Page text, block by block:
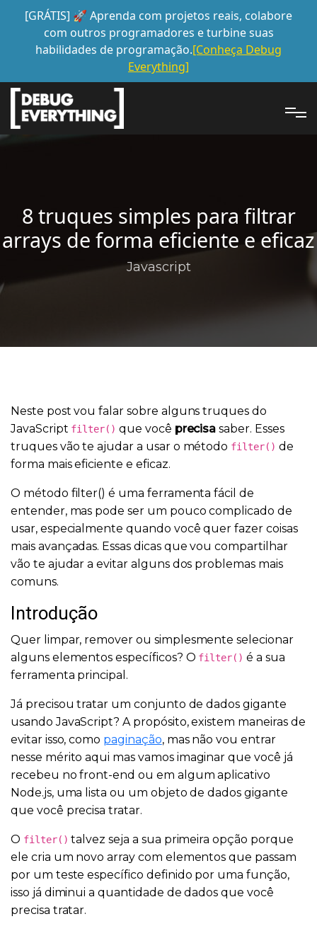
[GRÁTIS] 🚀 Aprenda com projetos reais, colabore
com outros programadores e turbine suas
habilidades de programação.[Conheça Debug
Everything]
8 truques simples para filtrar
arrays de forma eficiente e eficaz
Javascript
Neste post vou falar sobre alguns truques do
JavaScript filter() que você precisa saber. Esses
truques vão te ajudar a usar o método filter() de
forma mais eficiente e eficaz.
O método filter() é uma ferramenta fácil de
entender, mas pode ser um pouco complicado de
usar, especialmente quando você quer fazer coisas
mais avançadas. Essas dicas que vou compartilhar
vão te ajudar a evitar alguns dos problemas mais
comuns.
Introdução
Quer limpar, remover ou simplesmente selecionar
alguns elementos específicos? O filter() é a sua
ferramenta principal.
Já precisou tratar um conjunto de dados gigante
usando JavaScript? A propósito, existem maneiras de
evitar isso, como paginação, mas não vou entrar
nesse mérito aqui mas vamos imaginar que você já
recebeu no front-end ou em algum aplicativo
Node.js, uma lista ou um objeto de dados gigante
que você precisa tratar.
O filter() talvez seja a sua primeira opção porque
ele cria um novo array com elementos que passam
por um teste específico definido por uma função,
isso já diminui a quantidade de dados que você
precisa tratar.